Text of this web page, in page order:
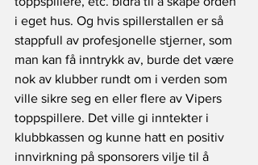
i eget hus. Og hvis spillerstallen er så
stappfull av profesjonelle stjerner, som
man kan få inntrykk av, burde det være
nok av klubber rundt om i verden som
ville sikre seg en eller flere av Vipers
toppspillere. Det ville gi inntekter i
klubbkassen og kunne hatt en positiv
innvirkning på sponsorers vilje til å